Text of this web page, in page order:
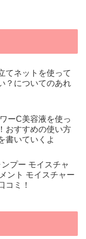
てネットを使って
？についてのあれ
ーC美容液を使っ
おすすめの使い方
書いていくよ
プー モイスチャ
ント モイスチャー
コミ！